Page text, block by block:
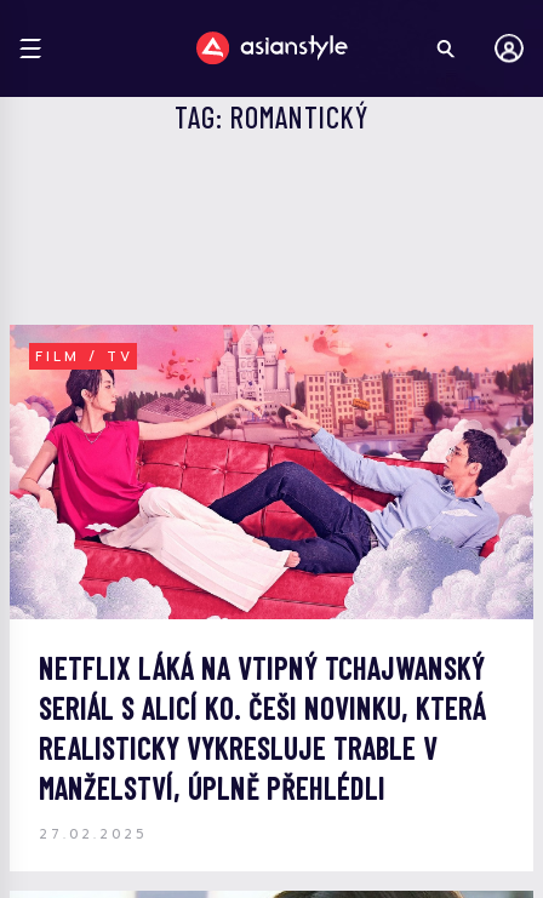
TAG: ROMANTICKÝ
FILM / TV
NETFLIX LÁKÁ NA VTIPNÝ TCHAJWANSKÝ
SERIÁL S ALICÍ KO. ČEŠI NOVINKU, KTERÁ
REALISTICKY VYKRESLUJE TRABLE V
MANŽELSTVÍ, ÚPLNĚ PŘEHLÉDLI
27.02.2025